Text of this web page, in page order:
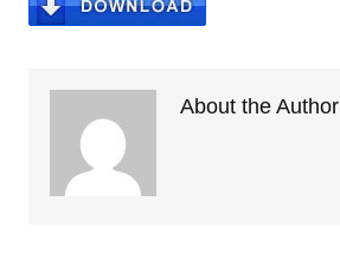
About the Author